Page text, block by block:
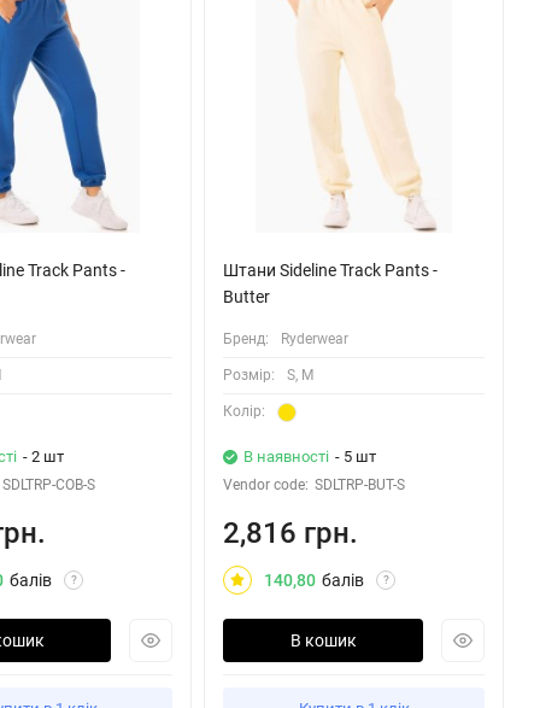
Track Pants -
- 2 шт
SDLTRP-COB-S
балів ?
Штани Sideline Track Pants -
Butter
Бренд: Ryderwear
Розмiр: S, M
Колiр:
В наявності - 5 шт
Vendor code: SDLTRP-BUT-S
2,816 грн.
140,80 балів ?
В кошик